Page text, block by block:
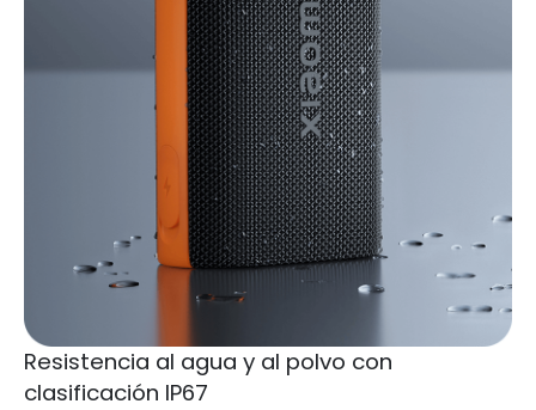
Resistencia al agua y al polvo con
clasificación IP67